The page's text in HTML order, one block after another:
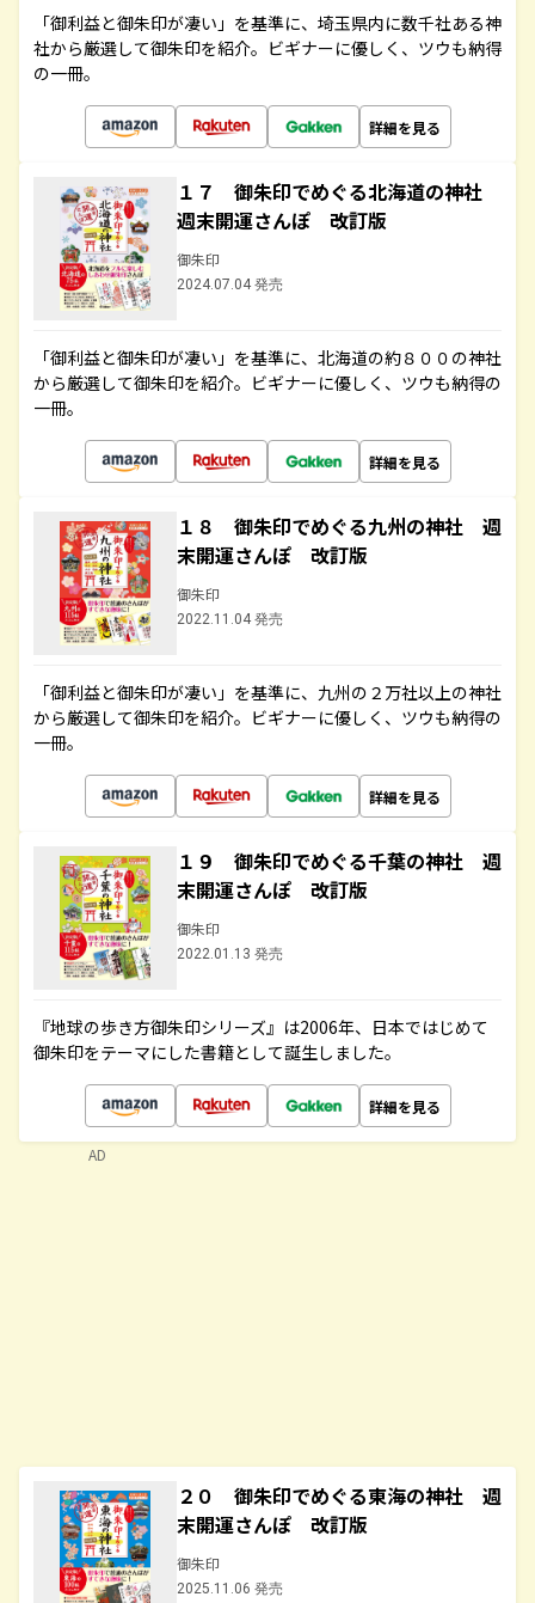
「御利益と御朱印が凄い」を基準に、埼玉県内に数千社ある神
社から厳選して御朱印を紹介。ビギナーに優しく、ツウも納得
の一冊。
詳細を見る
１７ 御朱印でめぐる北海道の神社
週末開運さんぽ 改訂版
御朱印
2024.07.04 発売
「御利益と御朱印が凄い」を基準に、北海道の約８００の神社
から厳選して御朱印を紹介。ビギナーに優しく、ツウも納得の
一冊。
詳細を見る
１８ 御朱印でめぐる九州の神社 週
末開運さんぽ 改訂版
御朱印
2022.11.04 発売
「御利益と御朱印が凄い」を基準に、九州の２万社以上の神社
から厳選して御朱印を紹介。ビギナーに優しく、ツウも納得の
一冊。
詳細を見る
１９ 御朱印でめぐる千葉の神社 週
末開運さんぽ 改訂版
御朱印
2022.01.13 発売
『地球の歩き方御朱印シリーズ』は2006年、日本ではじめて
御朱印をテーマにした書籍として誕生しました。
詳細を見る
２０ 御朱印でめぐる東海の神社 週
末開運さんぽ 改訂版
御朱印
2025.11.06 発売
AD